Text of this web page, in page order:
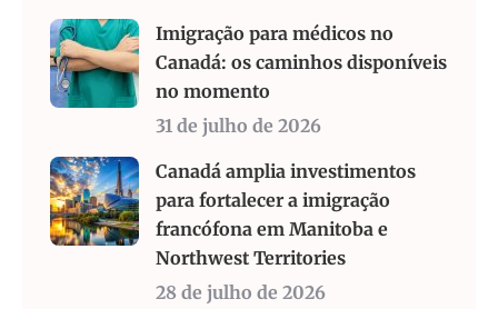
Imigração para médicos no
Canadá: os caminhos disponíveis
no momento
31 de julho de 2026
Canadá amplia investimentos
para fortalecer a imigração
francófona em Manitoba e
Northwest Territories
28 de julho de 2026